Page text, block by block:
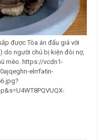
được Tòa án đấu giá với
do người chủ bị kiện đòi nợ,
mèo. https://vcdn1-
elrrfa6n-